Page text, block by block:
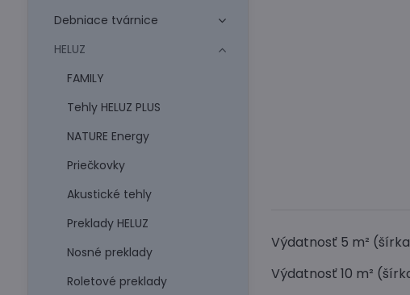
Výdatnosť 5 m²
Výdatnosť 10 m²
Debniace tvárnice
HELUZ
FAMILY
Tehly HELUZ PLUS
NATURE Energy
Priečkovky
Akustické tehly
Preklady HELUZ
Nosné preklady
Roletové preklady